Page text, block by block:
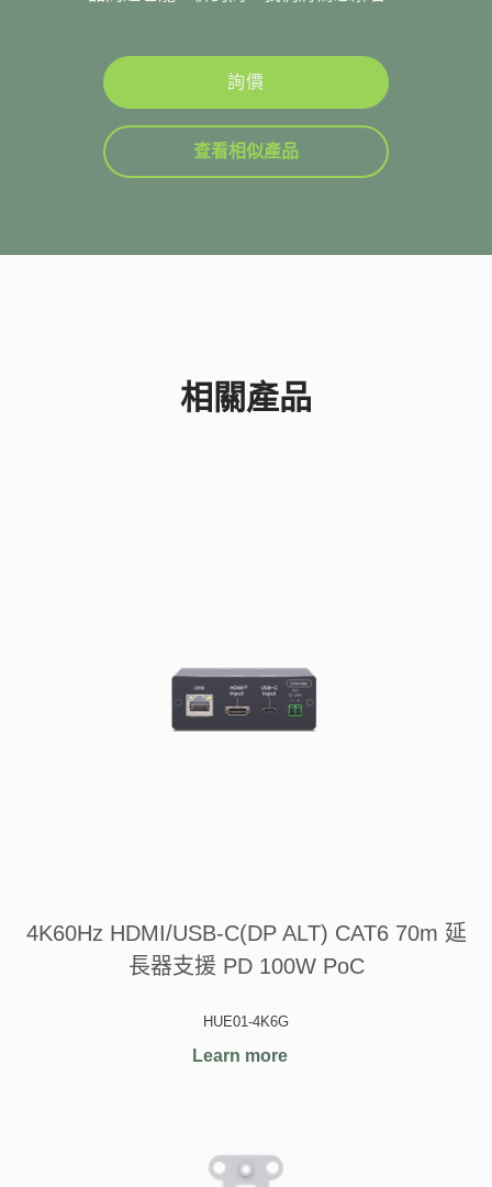
詢價
查看相似產品
相關產品
4K60Hz HDMI/USB-C(DP ALT) CAT6 70m 延
長器支援 PD 100W PoC
HUE01-4K6G
Learn more